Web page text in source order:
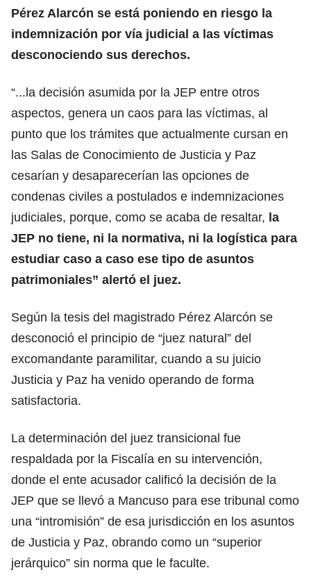
Pérez Alarcón se está poniendo en riesgo la
indemnización por vía judicial a las víctimas
desconociendo sus derechos.
“...la decisión asumida por la JEP entre otros
aspectos, genera un caos para las víctimas, al
punto que los trámites que actualmente cursan en
las Salas de Conocimiento de Justicia y Paz
cesarían y desaparecerían las opciones de
condenas civiles a postulados e indemnizaciones
judiciales, porque, como se acaba de resaltar, la
JEP no tiene, ni la normativa, ni la logística para
estudiar caso a caso ese tipo de asuntos
patrimoniales” alertó el juez.
Según la tesis del magistrado Pérez Alarcón se
desconoció el principio de “juez natural” del
excomandante paramilitar, cuando a su juicio
Justicia y Paz ha venido operando de forma
satisfactoria.
La determinación del juez transicional fue
respaldada por la Fiscalía en su intervención,
donde el ente acusador calificó la decisión de la
JEP que se llevó a Mancuso para ese tribunal como
una “intromisión” de esa jurisdicción en los asuntos
de Justicia y Paz, obrando como un “superior
jerárquico” sin norma que le faculte.